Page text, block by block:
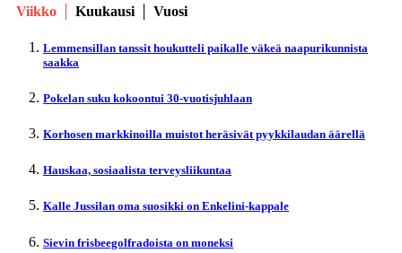
Viikko Kuukausi Vuosi
Lemmensillan tanssit houkutteli paikalle väkeä naapurikunnista
saakka
Pokelan suku kokoontui 30-vuotisjuhlaan
Korhosen markkinoilla muistot heräsivät pyykkilaudan äärellä
Hauskaa, sosiaalista terveysliikuntaa
Kalle Jussilan oma suosikki on Enkelini-kappale
Sievin frisbeegolfradoista on moneksi